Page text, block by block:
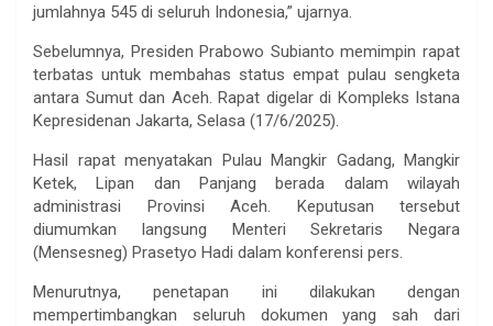
jumlahnya 545 di seluruh Indonesia,” ujarnya.
Sebelumnya, Presiden Prabowo Subianto memimpin rapat
terbatas untuk membahas status empat pulau sengketa
antara Sumut dan Aceh. Rapat digelar di Kompleks Istana
Kepresidenan Jakarta, Selasa (17/6/2025).
Hasil rapat menyatakan Pulau Mangkir Gadang, Mangkir
Ketek, Lipan dan Panjang berada dalam wilayah
administrasi Provinsi Aceh. Keputusan tersebut
diumumkan langsung Menteri Sekretaris Negara
(Mensesneg) Prasetyo Hadi dalam konferensi pers.
Menurutnya, penetapan ini dilakukan dengan
mempertimbangkan seluruh dokumen yang sah dari